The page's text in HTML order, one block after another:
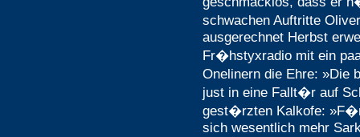
schwachen Auftritte
ausgerechnet Herbst
Fr�hstyxradio mit ein
Onelinern die Ehre: »Die
just in eine Fallt�r auf
gest�rzten Kalkofe:
sich wesentlich mehr